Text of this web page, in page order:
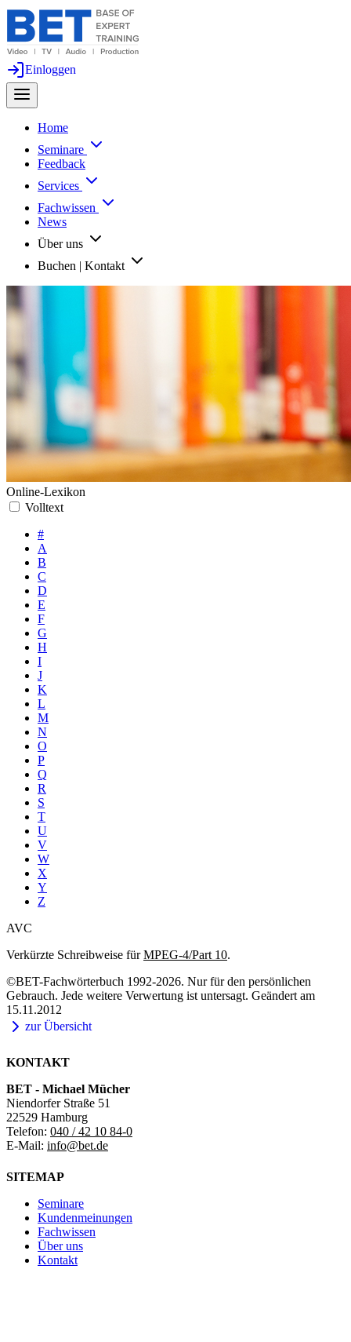
Einloggen
Home
Seminare
Feedback
Services
Fachwissen
News
Über uns
Buchen | Kontakt
Online-Lexikon
Volltext
#
A
B
C
D
E
F
G
H
I
J
K
L
M
N
O
P
Q
R
S
T
U
V
W
X
Y
Z
AVC
Verkürzte Schreibweise fürMPEG-4/Part 10.
©BET-Fachwörterbuch 1992-2026. Nur für den persönlichen
Gebrauch. Jede weitere Verwertung ist untersagt. Geändert am
15.11.2012
zur Übersicht
KONTAKT
BET - Michael Mücher
Niendorfer Straße 51
22529 Hamburg
Telefon: 040 / 42 10 84-0
E-Mail: info@bet.de
SITEMAP
Seminare
Kundenmeinungen
Fachwissen
Über uns
Kontakt